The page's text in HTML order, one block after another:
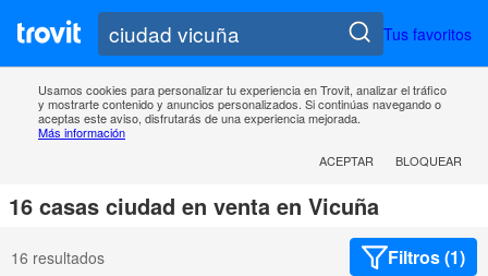
Tus favoritos
Usamos cookies para personalizar tu experiencia en Trovit, analizar el tráfico
y mostrarte contenido y anuncios personalizados. Si continúas navegando o
aceptas este aviso, disfrutarás de una experiencia mejorada.
Más información
ACEPTAR
BLOQUEAR
16 casas ciudad en venta en Vicuña
16 resultados Filtros (1)